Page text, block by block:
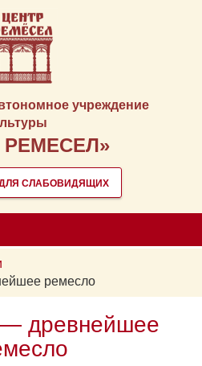
учреждение
РЕМЕСЕЛ»
СЛАБОВИДЯЩИХ
ремесло
— древнейшее